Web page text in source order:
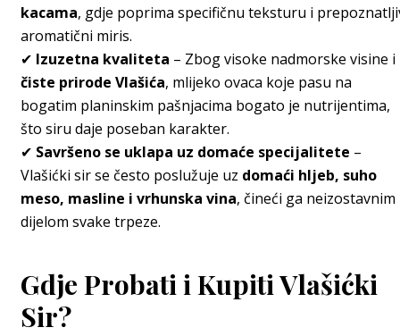
kacama, gdje poprima specifičnu teksturu i
aromatični miris.
✔ Izuzetna kvaliteta – Zbog visoke nadmorske visine i
čiste prirode Vlašića, mlijeko ovaca koje pasu na
bogatim planinskim pašnjacima bogato je nutrijentima,
što siru daje poseban karakter.
✔ Savršeno se uklapa uz domaće specijalitete –
Vlašićki sir se često poslužuje uz domaći hljeb, suho
meso, masline i vrhunska vina, čineći ga neizostavnim
dijelom svake trpeze.
Gdje Probati i Kupiti Vlašićki
Sir?